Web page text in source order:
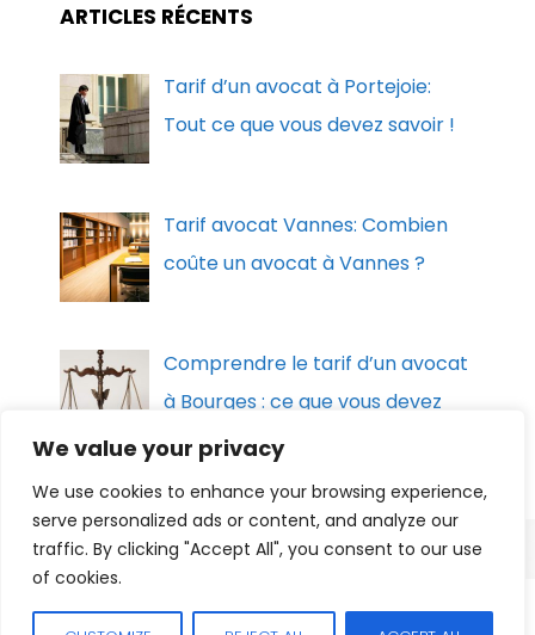
We value your privacy
We use cookies to enhance your browsing experience,
serve personalized ads or content, and analyze our
traffic. By clicking "Accept All", you consent to our use
of cookies.
ARTICLES RÉCENTS
Tarif d’un avocat à Portejoie:
Tout ce que vous devez savoir !
Tarif avocat Vannes: Combien
coûte un avocat à Vannes ?
Comprendre le tarif d’un avocat
à Bourges : ce que vous devez
savoir
Facebook|Contact|Mentions légales